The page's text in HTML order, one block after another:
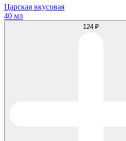
Царская вкусовая
40 мл
124 ₽